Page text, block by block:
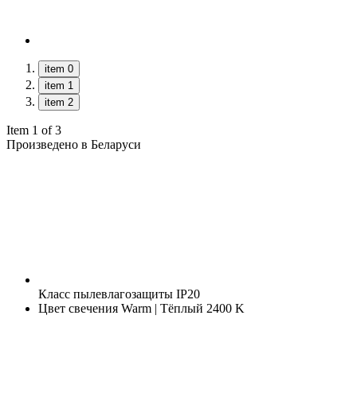
item 0
item 1
item 2
Item 1 of 3
Произведено в Беларуси
Класс пылевлагозащиты IP20
Цвет свечения Warm | Тёплый 2400 K